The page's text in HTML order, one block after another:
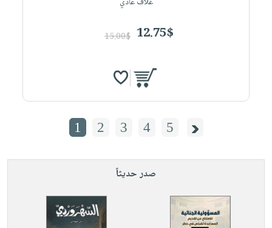
12.75$
15.00$
1 2 3 4 5
صدر حديثاً